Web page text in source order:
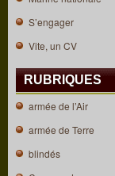
S’engager
Vite, un CV
RUBRIQUES
armée de l’Air
armée de Terre
blindés